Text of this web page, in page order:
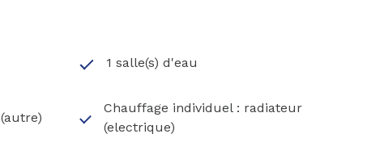
1 salle(s) d'eau
Chauffage individuel : radiateur
(electrique)